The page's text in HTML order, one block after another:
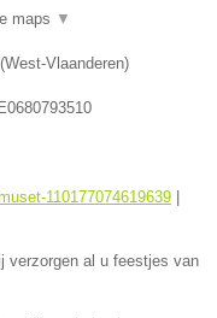
maps ▼
(West-Vlaanderen)
110177074619639
verzorgen al u feestjes van